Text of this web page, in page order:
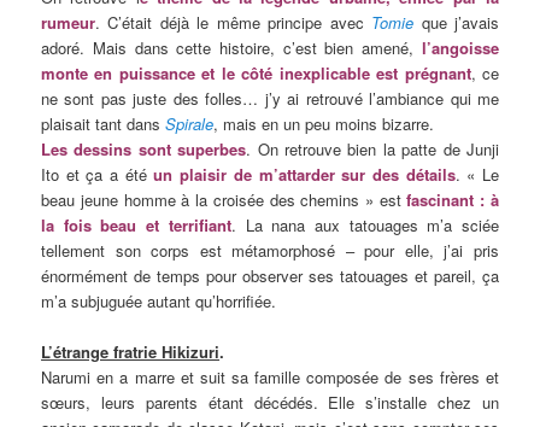
rumeur. C’était déjà le même principe avec Tomie que j’avais
adoré. Mais dans cette histoire, c’est bien amené, l’angoisse
monte en puissance et le côté inexplicable est prégnant, ce
ne sont pas juste des folles… j’y ai retrouvé l’ambiance qui me
plaisait tant dansSpirale, mais en un peu moins bizarre.
Les dessins sont superbes. On retrouve bien la patte de Junji
Ito et ça a étéun plaisir de m’attarder sur des détails. « Le
beau jeune homme à la croisée des chemins » estfascinant : à
la fois beau et terrifiant. La nana aux tatouages m’a sciée
tellement son corps est métamorphosé – pour elle, j’ai pris
énormément de temps pour observer ses tatouages et pareil, ça
m’a subjuguée autant qu’horrifiée.
L’étrange fratrie Hikizuri.
Narumi en a marre et suit sa famille composée de ses frères et
sœurs, leurs parents étant décédés. Elle s’installe chez un